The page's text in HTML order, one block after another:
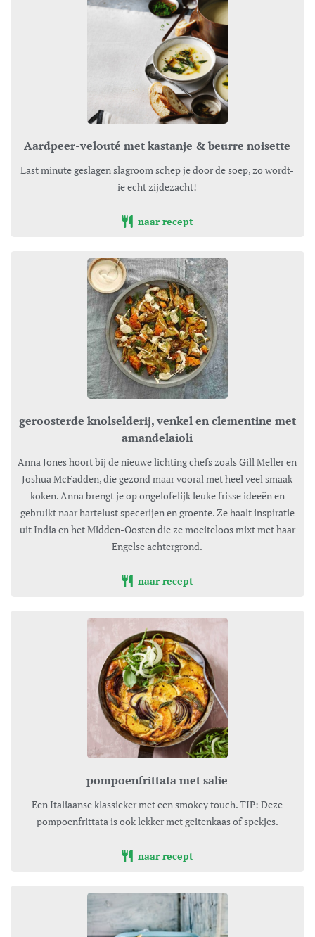
Aardpeer-velouté met kastanje & beurre noisette
Last minute geslagen slagroom schep je door de soep, zo wordt-
ie echt zijdezacht!
naar recept
geroosterde knolselderij, venkel en clementine met
amandelaioli
Anna Jones hoort bij de nieuwe lichting chefs zoals Gill Meller en
Joshua McFadden, die gezond maar vooral met heel veel smaak
koken. Anna brengt je op ongelofelijk leuke frisse ideeën en
gebruikt naar hartelust specerijen en groente. Ze haalt inspiratie
uit India en het Midden-Oosten die ze moeiteloos mixt met haar
Engelse achtergrond.
naar recept
pompoenfrittata met salie
Een Italiaanse klassieker met een smokey touch. TIP: Deze
pompoenfrittata is ook lekker met geitenkaas of spekjes.
naar recept